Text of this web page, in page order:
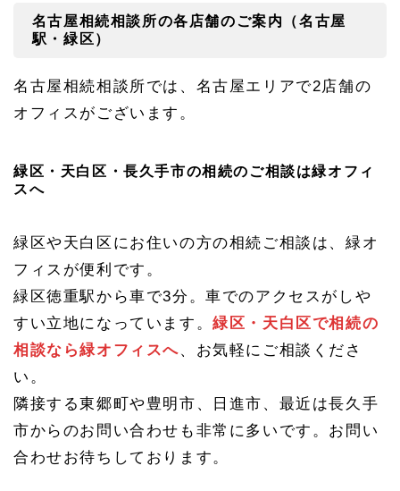
名古屋相続相談所の各店舗のご案内（名古屋
駅・緑区）
名古屋相続相談所では、名古屋エリアで2店舗の
オフィスがございます。
緑区・天白区・長久手市の相続のご相談は緑オフィ
スへ
緑区や天白区にお住いの方の相続ご相談は、緑オ
フィスが便利です。
緑区徳重駅から車で3分。車でのアクセスがしや
すい立地になっています。緑区・天白区で相続の
相談なら緑オフィスへ、お気軽にご相談くださ
い。
隣接する東郷町や豊明市、日進市、最近は長久手
市からのお問い合わせも非常に多いです。お問い
合わせお待ちしております。